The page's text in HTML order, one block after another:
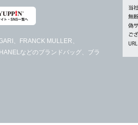
、FRANCK MULLER、
などのブランドバッグ、ブラ